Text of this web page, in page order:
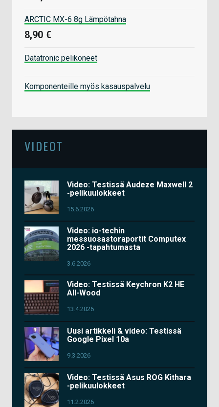
ARCTIC MX-6 8g Lämpötahna
8,90 €
Datatronic pelikoneet
Komponenteille myös kasauspalvelu
VIDEOT
Video: Testissä Audeze Maxwell 2
-pelikuulokkeet
15.6.2026
Video: io-techin
messuosastoraportit Computex
2026 -tapahtumasta
3.6.2026
Video: Testissä Keychron K2 HE
All-Wood
13.4.2026
Uusi artikkeli & video: Testissä
Google Pixel 10a
9.3.2026
Video: Testissä Asus ROG Kithara
-pelikuulokkeet
11.2.2026